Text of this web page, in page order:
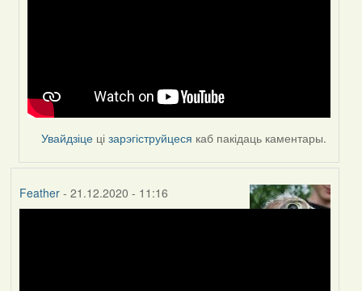
Увайдзіце цізарэгіструйцеся каб пакідаць каментары.
Feather- 21.12.2020 - 11:16